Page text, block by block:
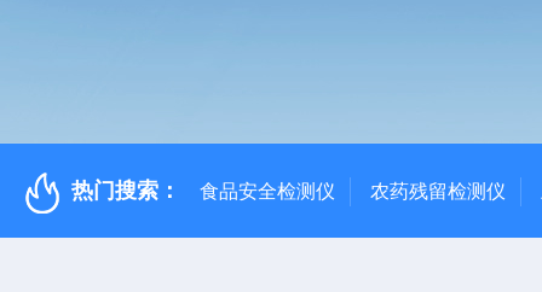
热门搜索： 食品安全检测仪 农药残留检测仪